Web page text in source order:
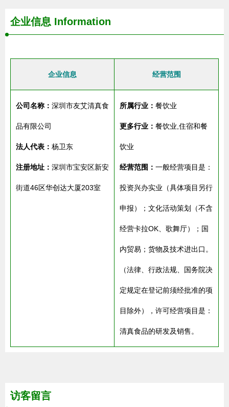
企业信息 Information
企业信息 经营范围
公司名称： 深圳市友艾清真食
品有限公司
法人代表： 杨卫东
注册地址： 深圳市宝安区新安
街道46区华创达大厦203室
所属行业： 餐饮业
更多行业： 餐饮业,住宿和餐
饮业
经营范围： 一般经营项目是：
投资兴办实业（具体项目另行
申报）；文化活动策划（不含
经营卡拉OK、歌舞厅）；国
内贸易；货物及技术进出口。
（法律、行政法规、国务院决
定规定在登记前须经批准的项
目除外），许可经营项目是：
清真食品的研发及销售。
访客留言